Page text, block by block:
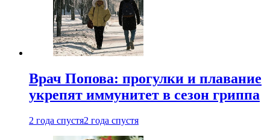
Врач Попова: прогулки и плавание
укрепят иммунитет в сезон гриппа
2 года спустя2 года спустя